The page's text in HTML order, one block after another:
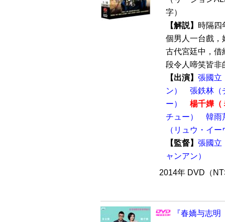
字）
【解説】 時隔四
個男人一台戲，
古代宮廷中，借
段令人啼笑皆非
【出演】 張國立
ン）
張鉄林（
ー）
楊千嬅（
チュー）
韓雨
（リュウ・イ
【監督】 張國立
ャンアン）
2014年 DVD（
『春嬌与志